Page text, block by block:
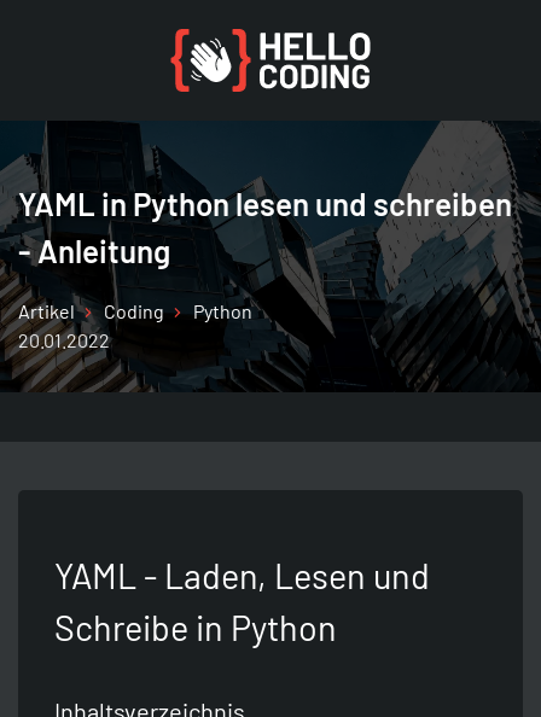
Coding Übersicht
Seite aufrufen
Python
Java
Generatoren Übersicht
Seite aufrufen
Unix-Timestamp Umrechner
HTTP-Header Auslesen
Tools Übersicht
Seite aufrufen
Raspberry Pi
HelloCoding Übersicht
Seite aufrufen
Artikel Idee
Discord Server
YAML in Python lesen und schreiben
- Anleitung
Artikel Coding
Python
20.01.2022
YAML - Laden, Lesen und
Schreibe in Python
Inhaltsverzeichnis